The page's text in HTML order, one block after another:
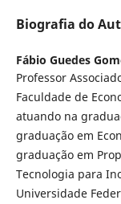
Biografia do
Fábio Guedes
Professor
Faculdade de
atuando na
graduação em
graduação em
Tecnologia para
Universidade